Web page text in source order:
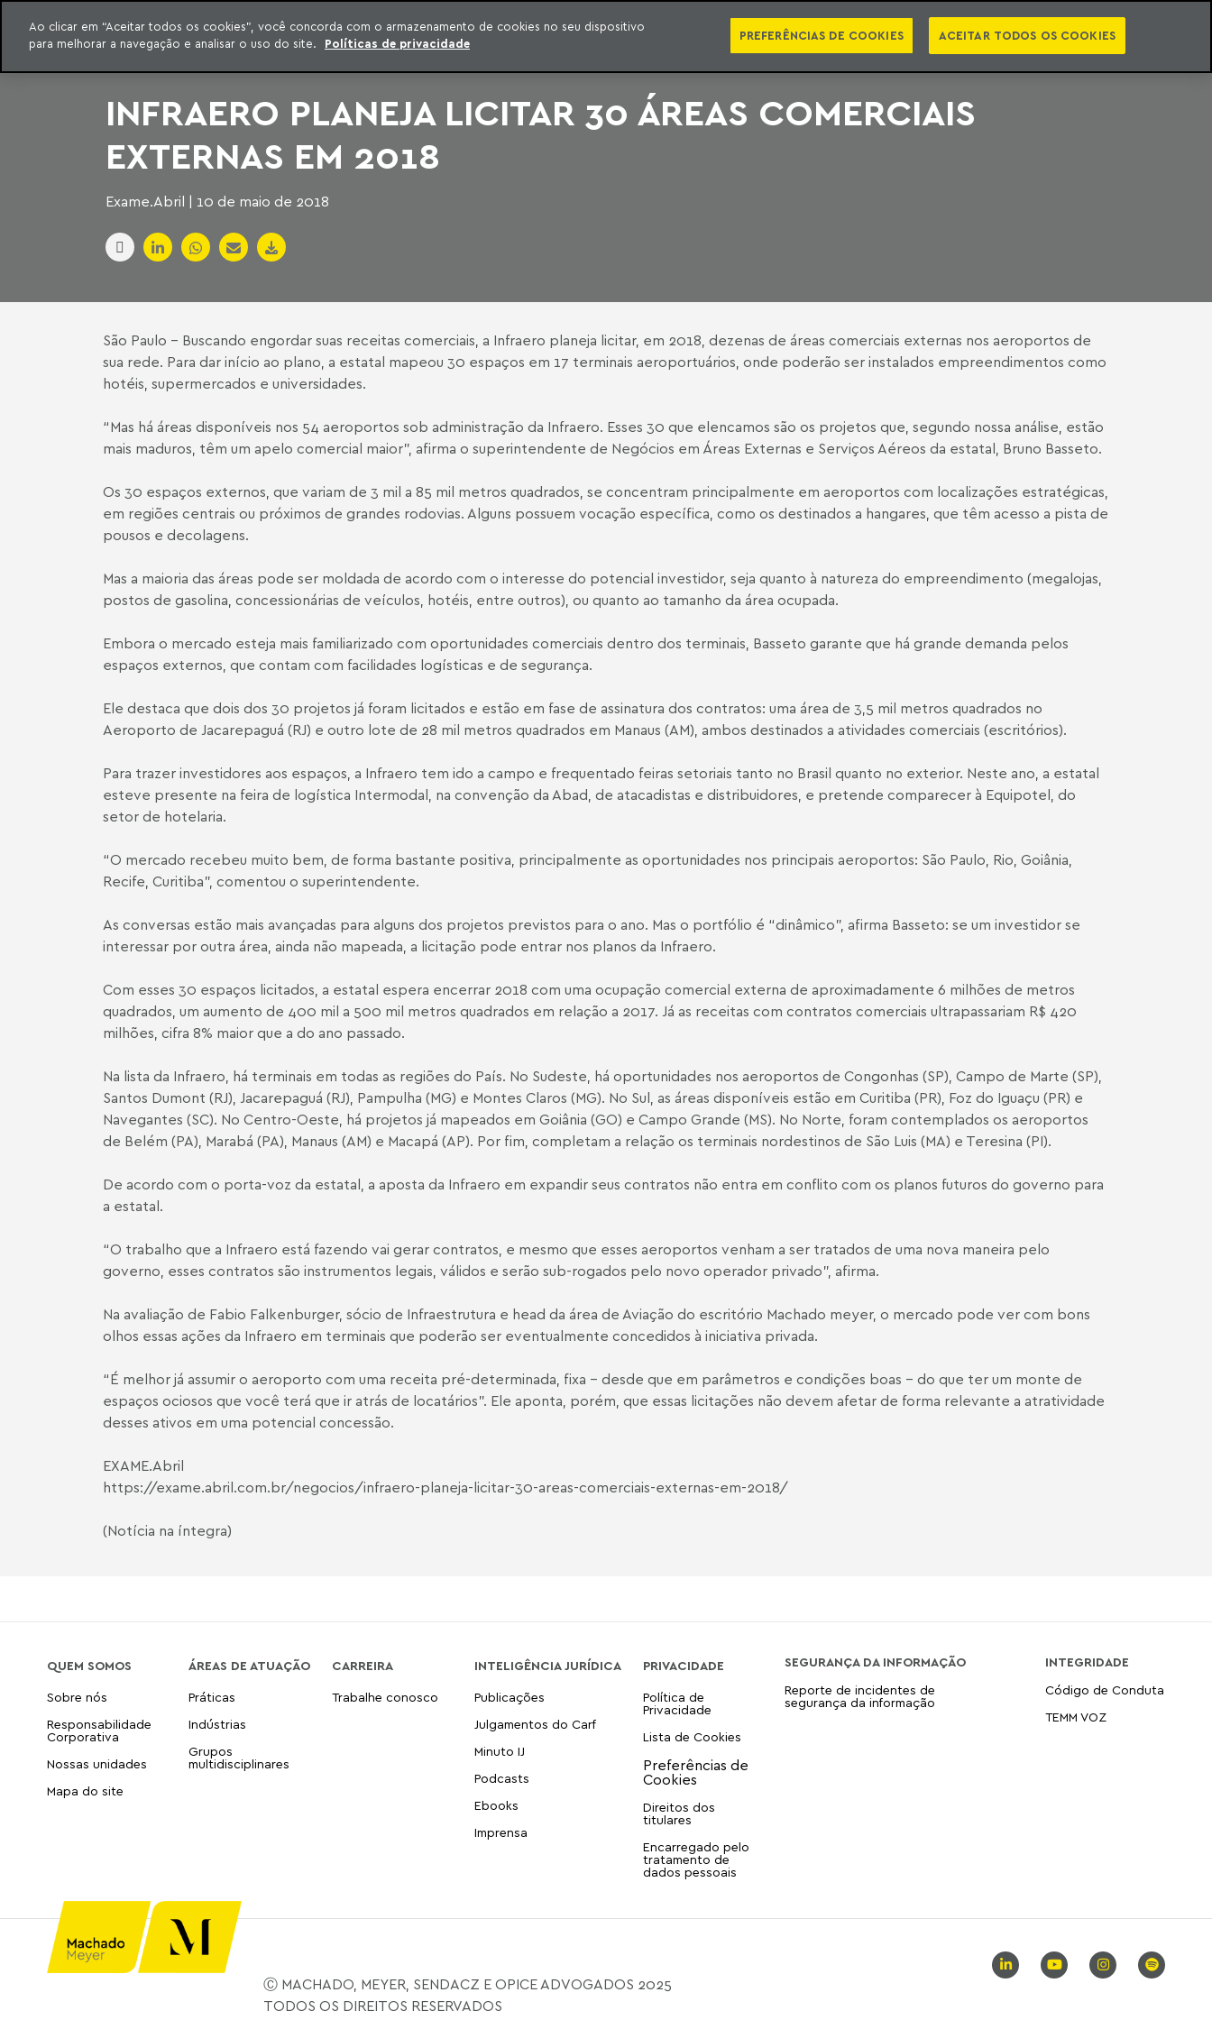
para o conteúdo
Machado Meyer
INTELIGÊNCIA JURÍDICA
CONTEÚDO EXCLUSIVO MACHADO MEYER ADVOGADOS
SÉRIES PUBLICAÇÕES EBOOKS PODCASTS NEWSLETTER VIDEOCASTS PT EN CATEGORIAS
INFRAERO PLANEJA LICITAR 30 ÁREAS COMERCIAIS
EXTERNAS EM 2018
Exame.Abril | 10 de maio de 2018
São Paulo – Buscando engordar suas receitas comerciais, a Infraero planeja licitar, em 2018, dezenas de áreas comerciais externas nos aeroportos de
sua rede. Para dar início ao plano, a estatal mapeou 30 espaços em 17 terminais aeroportuários, onde poderão ser instalados empreendimentos como
hotéis, supermercados e universidades.
“Mas há áreas disponíveis nos 54 aeroportos sob administração da Infraero. Esses 30 que elencamos são os projetos que, segundo nossa análise, estão
mais maduros, têm um apelo comercial maior”, afirma o superintendente de Negócios em Áreas Externas e Serviços Aéreos da estatal, Bruno Basseto.
Os 30 espaços externos, que variam de 3 mil a 85 mil metros quadrados, se concentram principalmente em aeroportos com localizações estratégicas,
em regiões centrais ou próximos de grandes rodovias. Alguns possuem vocação específica, como os destinados a hangares, que têm acesso a pista de
pousos e decolagens.
Mas a maioria das áreas pode ser moldada de acordo com o interesse do potencial investidor, seja quanto à natureza do empreendimento (megalojas,
postos de gasolina, concessionárias de veículos, hotéis, entre outros), ou quanto ao tamanho da área ocupada.
Embora o mercado esteja mais familiarizado com oportunidades comerciais dentro dos terminais, Basseto garante que há grande demanda pelos
espaços externos, que contam com facilidades logísticas e de segurança.
Ele destaca que dois dos 30 projetos já foram licitados e estão em fase de assinatura dos contratos: uma área de 3,5 mil metros quadrados no
Aeroporto de Jacarepaguá (RJ) e outro lote de 28 mil metros quadrados em Manaus (AM), ambos destinados a atividades comerciais (escritórios).
Para trazer investidores aos espaços, a Infraero tem ido a campo e frequentado feiras setoriais tanto no Brasil quanto no exterior. Neste ano, a estatal
esteve presente na feira de logística Intermodal, na convenção da Abad, de atacadistas e distribuidores, e pretende comparecer à Equipotel, do
setor de hotelaria.
“O mercado recebeu muito bem, de forma bastante positiva, principalmente as oportunidades nos principais aeroportos: São Paulo, Rio, Goiânia,
Recife, Curitiba”, comentou o superintendente.
As conversas estão mais avançadas para alguns dos projetos previstos para o ano. Mas o portfólio é “dinâmico”, afirma Basseto: se um investidor se
interessar por outra área, ainda não mapeada, a licitação pode entrar nos planos da Infraero.
Com esses 30 espaços licitados, a estatal espera encerrar 2018 com uma ocupação comercial externa de aproximadamente 6 milhões de metros
quadrados, um aumento de 400 mil a 500 mil metros quadrados em relação a 2017. Já as receitas com contratos comerciais ultrapassariam R$ 420
milhões, cifra 8% maior que a do ano passado.
Na lista da Infraero, há terminais em todas as regiões do País. No Sudeste, há oportunidades nos aeroportos de Congonhas (SP), Campo de Marte (SP),
Santos Dumont (RJ), Jacarepaguá (RJ), Pampulha (MG) e Montes Claros (MG). No Sul, as áreas disponíveis estão em Curitiba (PR), Foz do Iguaçu (PR) e
Navegantes (SC). No Centro-Oeste, há projetos já mapeados em Goiânia (GO) e Campo Grande (MS). No Norte, foram contemplados os aeroportos
de Belém (PA), Marabá (PA), Manaus (AM) e Macapá (AP). Por fim, completam a relação os terminais nordestinos de São Luis (MA) e Teresina (PI).
De acordo com o porta-voz da estatal, a aposta da Infraero em expandir seus contratos não entra em conflito com os planos futuros do governo para
a estatal.
“O trabalho que a Infraero está fazendo vai gerar contratos, e mesmo que esses aeroportos venham a ser tratados de uma nova maneira pelo
governo, esses contratos são instrumentos legais, válidos e serão sub-rogados pelo novo operador privado”, afirma.
Na avaliação de Fabio Falkenburger, sócio de Infraestrutura e head da área de Aviação do escritório Machado meyer, o mercado pode ver com bons
olhos essas ações da Infraero em terminais que poderão ser eventualmente concedidos à iniciativa privada.
“É melhor já assumir o aeroporto com uma receita pré-determinada, fixa – desde que em parâmetros e condições boas – do que ter um monte de
espaços ociosos que você terá que ir atrás de locatários”. Ele aponta, porém, que essas licitações não devem afetar de forma relevante a atratividade
desses ativos em uma potencial concessão.
EXAME.Abril
https://exame.abril.com.br/negocios/infraero-planeja-licitar-30-areas-comerciais-externas-em-2018/
(Notícia na íntegra)
QUEM SOMOS
Sobre nós
Responsabilidade
Corporativa
Nossas unidades
Mapa do site
ÁREAS DE ATUAÇÃO
Práticas
Indústrias
Grupos
multidisciplinares
CARREIRA
Trabalhe conosco
INTELIGÊNCIA JURÍDICA
Publicações
Julgamentos do Carf
Minuto IJ
Podcasts
Ebooks
Imprensa
PRIVACIDADE
Política de
Privacidade
Lista de Cookies
Direitos dos
titulares
Encarregado pelo
tratamento de
dados pessoais
SEGURANÇA DA INFORMAÇÃO
Reporte de incidentes de
segurança da informação
INTEGRIDADE
Código de Conduta
TEMM VOZ
Ⓒ MACHADO, MEYER, SENDACZ E OPICE ADVOGADOS 2025
TODOS OS DIREITOS RESERVADOS
Ao clicar em “Aceitar todos os cookies”, você concorda com o armazenamento de cookies no seu dispositivo
para melhorar a navegação e analisar o uso do site.
Políticas de privacidade
PREFERÊNCIAS DE COOKIES ACEITAR TODOS OS COOKIES